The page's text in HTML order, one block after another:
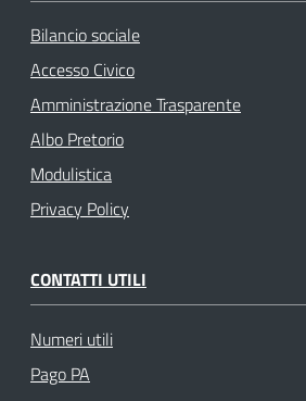
Bilancio sociale
Accesso Civico
Amministrazione Trasparente
Albo Pretorio
Modulistica
Privacy Policy
CONTATTI UTILI
Numeri utili
Pago PA